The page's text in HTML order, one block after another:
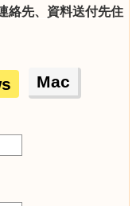
絡先、資料送付先住
Mac